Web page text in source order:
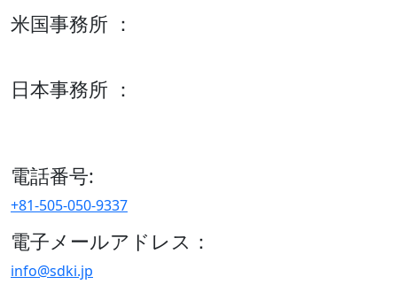
米国事務所 ：
日本事務所 ：
電話番号:
+81-505-050-9337
電子メールアドレス：
info@sdki.jp